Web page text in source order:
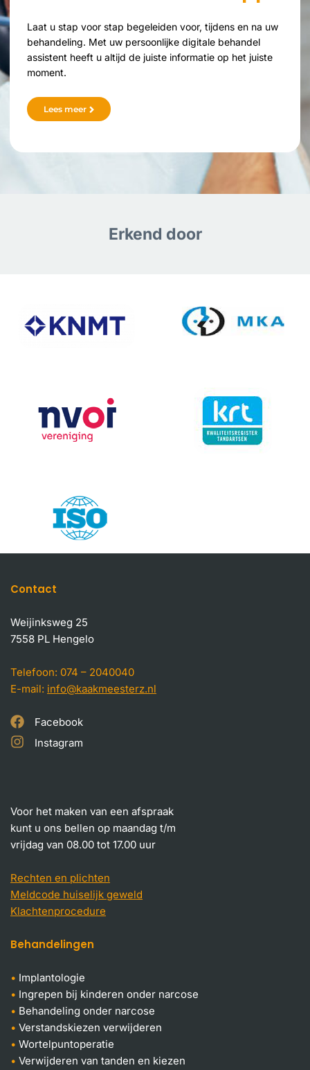
Laat u stap voor stap begeleiden voor, tijdens en na uw
behandeling. Met uw persoonlijke digitale behandel
assistent heeft u altijd de juiste informatie op het juiste
moment.
Lees meer
Erkend door
Contact
Weijinksweg 25
7558 PL Hengelo
Telefoon: 074 – 2040040
E-mail: info@kaakmeesterz.nl
Facebook
Instagram
Voor het maken van een afspraak
kunt u ons bellen op maandag t/m
vrijdag van 08.00 tot 17.00 uur
Rechten en plichten
Meldcode huiselijk geweld
Klachtenprocedure
Behandelingen
Implantologie
Ingrepen bij kinderen onder narcose
Behandeling onder narcose
Verstandskiezen verwijderen
Wortelpuntoperatie
Verwijderen van tanden en kiezen